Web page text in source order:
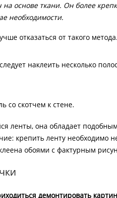
основе ткани. Он более
необходимости.
отказаться от такого
наклеить несколько
со скотчем к стене.
ленты, она обладает
крепить ленту необходимо
обоями с фактурным
демонтировать